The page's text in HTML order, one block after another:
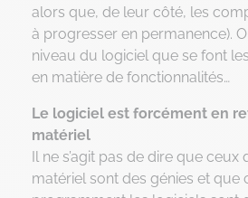
alors que, de leur côté, les
à progresser en permanence).
niveau du logiciel que se font
en matière de fonctionnalités…
Le logiciel est forcément en
matériel
Il ne s’agit pas de dire que ceux
matériel sont des génies et que